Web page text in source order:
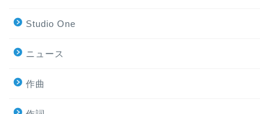
Studio One
ニュース
作曲